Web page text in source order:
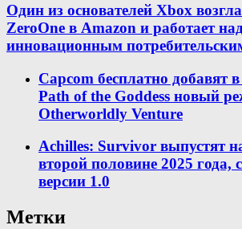
Один из основателей Xbox
ZeroOne в Amazon и работает над
инновационным
Capcom бесплатно добавят
Path of the Goddess новый
Otherworldly Venture
Achilles: Survivor выпустят
второй половине 2025 года,
версии 1.0
Метки